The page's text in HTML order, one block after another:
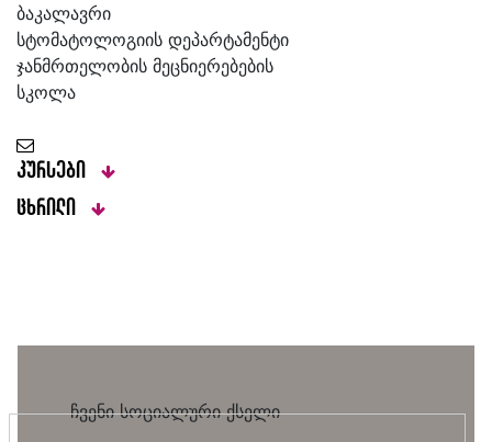
ბაკალავრი
სტომატოლოგიის დეპარტამენტი
ჯანმრთელობის მეცნიერებების
სკოლა
კურსები
ცხრილი
ჩვენი სოციალური ქსელი